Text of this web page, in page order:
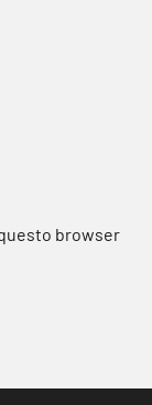
browser